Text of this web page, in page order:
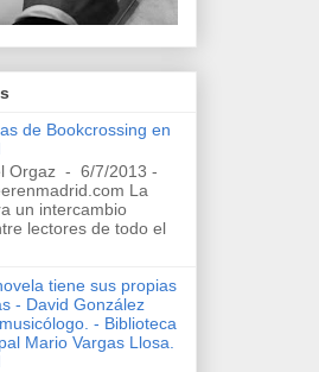
de Bookcrossing en
Orgaz - 6/7/2013 -
La
un intercambio
lectores de todo el
tiene sus propias
- David González
- Biblioteca
Mario Vargas Llosa.